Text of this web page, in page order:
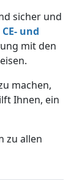
sicher und
CE- und
mit den
machen,
Ihnen, ein
zu allen